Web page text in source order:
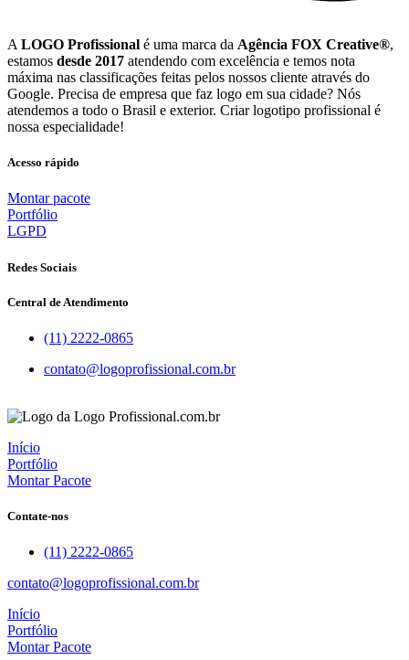
A LOGO Profissional é uma marca da Agência FOX Creative®,
estamos desde 2017 atendendo com excelência e temos nota
máxima nas classificações feitas pelos nossos cliente através do
Google. Precisa de empresa que faz logo em sua cidade? Nós
atendemos a todo o Brasil e exterior. Criar logotipo profissional é
nossa especialidade!
Acesso rápido
Montar pacote
Portfólio
LGPD
Redes Sociais
Central de Atendimento
(11) 2222-0865
contato@logoprofissional.com.br
Início
Portfólio
Montar Pacote
Contate-nos
(11) 2222-0865
contato@logoprofissional.com.br
Início
Portfólio
Montar Pacote